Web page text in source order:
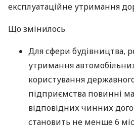
експлуатаційне утримання
Що змінилось
Для сфери будівництва,
утримання
користування
підприємства повинні
відповідних чинних
становить не менше 6